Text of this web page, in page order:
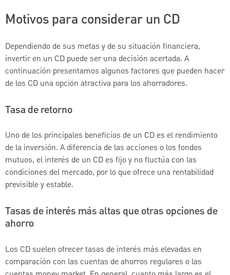
Motivos para considerar un CD
Dependiendo de sus metas y de su situación financiera,
invertir en un CD puede ser una decisión acertada. A
continuación presentamos algunos factores que pueden hacer
de los CD una opción atractiva para los ahorradores.
Tasa de retorno
Uno de los principales beneficios de un CD es el rendimiento
de la inversión. A diferencia de las acciones o los fondos
mutuos, el interés de un CD es fijo y no fluctúa con las
condiciones del mercado, por lo que ofrece una rentabilidad
previsible y estable.
Tasas de interés más altas que otras opciones de
ahorro
Los CD suelen ofrecer tasas de interés más elevadas en
comparación con las cuentas de ahorros regulares o las